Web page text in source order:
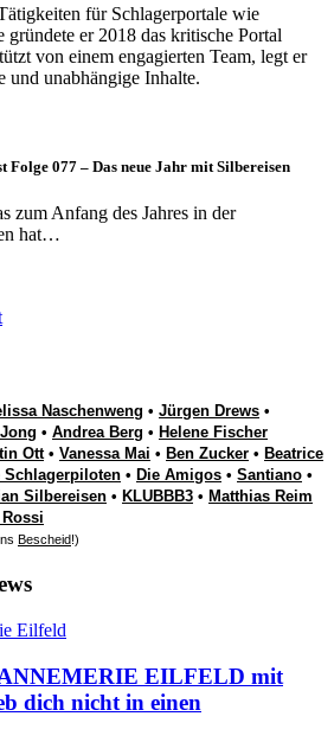
für Schlagerportale wie
gründete er 2018 das kritische Portal
von einem engagierten Team, legt er
und unabhängige Inhalte.
Folge 077 – Das neue Jahr mit Silbereisen
zum Anfang des Jahres in der
hat…
Naschenweng • Jürgen Drews •
• Andrea Berg • Helene Fischer
Ott• Vanessa Mai • Ben Zucker • Beatrice
Schlagerpiloten • Die Amigos • Santiano •
Silbereisen • KLUBBB3 • Matthias Reim
Bescheid!)
EILFELD mit
dich nicht in einen